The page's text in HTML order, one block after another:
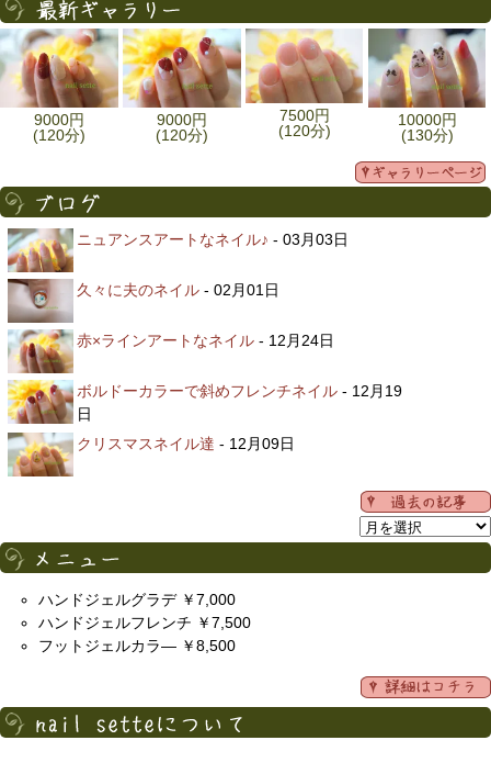
9000円
(120分)
9000円
(120分)
7500円
(120分)
10000円
(130分)
ニュアンスアートなネイル♪ - 03月03日
久々に夫のネイル - 02月01日
赤×ラインアートなネイル - 12月24日
ボルドーカラーで斜めフレンチネイル - 12月19
日
クリスマスネイル達 - 12月09日
ハンドジェルグラデ ￥7,000
ハンドジェルフレンチ ￥7,500
フットジェルカラ― ￥8,500